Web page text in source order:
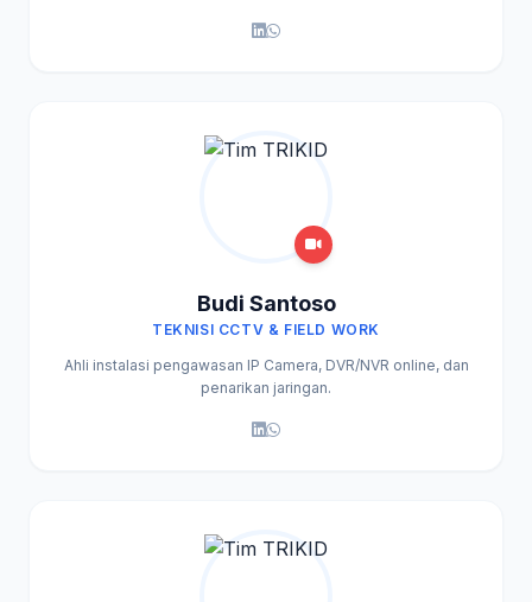
Budi Santoso
TEKNISI CCTV & FIELD WORK
Ahli instalasi pengawasan IP Camera, DVR/NVR online, dan
penarikan jaringan.